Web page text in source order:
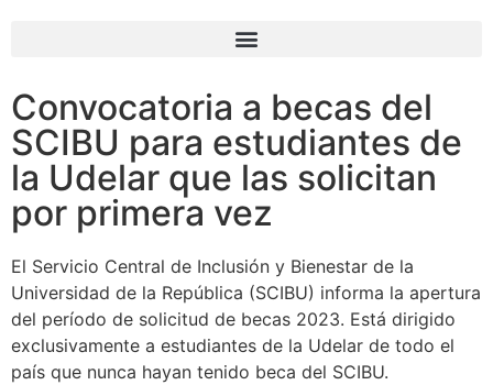
Convocatoria a becas del
SCIBU para estudiantes de
la Udelar que las solicitan
por primera vez
El Servicio Central de Inclusión y Bienestar de la
Universidad de la República (SCIBU) informa la apertura
del período de solicitud de becas 2023. Está dirigido
exclusivamente a estudiantes de la Udelar de todo el
país que nunca hayan tenido beca del SCIBU.